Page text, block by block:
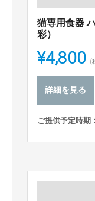
猫専用食器
彩）
¥4,800 (
詳細を見る
ご提供予定時期